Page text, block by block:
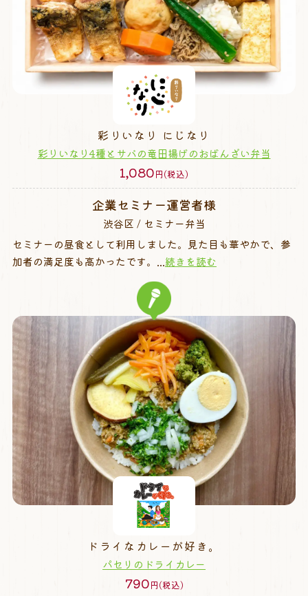
彩りいなり にじなり
彩りいなり4種とサバの竜田揚げのおばんざい弁当
1,080円(税込)
企業セミナー運営者様
渋谷区 / セミナー弁当
セミナーの昼食として利用しました。見た目も華やかで、参
加者の満足度も高かったです。...続きを読む
ドライなカレーが好き。
パセリのドライカレー
790円(税込)